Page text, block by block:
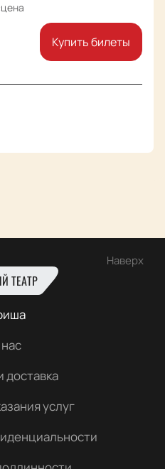
Купить билеты
Наверх
ТЕАТР
доставка
услуг